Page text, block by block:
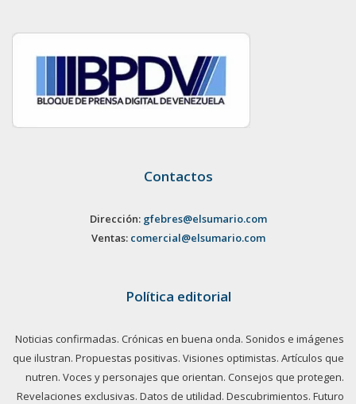
Contactos
Dirección: gfebres@elsumario.com
Ventas: comercial@elsumario.com
Política editorial
Noticias confirmadas. Crónicas en buena onda. Sonidos e imágenes
que ilustran. Propuestas positivas. Visiones optimistas. Artículos que
nutren. Voces y personajes que orientan. Consejos que protegen.
Revelaciones exclusivas. Datos de utilidad. Descubrimientos. Futuro